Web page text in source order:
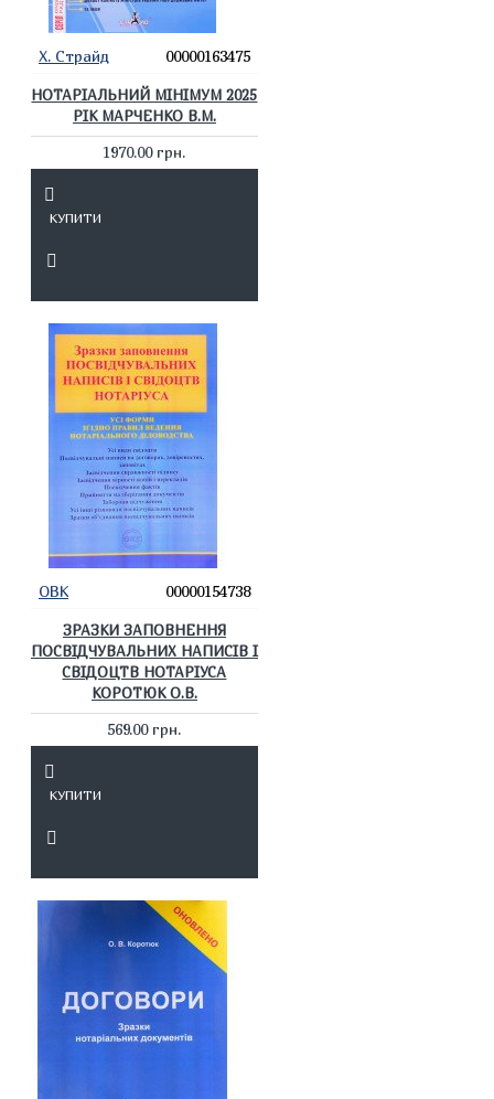
Х. Страйд 00000163475
НОТАРІАЛЬНИЙ МІНІМУМ 2025
РІК МАРЧЕНКО В.М.
1970.00 грн.
КУПИТИ
ОВК 00000154738
ЗРАЗКИ ЗАПОВНЕННЯ
ПОСВІДЧУВАЛЬНИХ НАПИСІВ І
СВІДОЦТВ НОТАРІУСА
КОРОТЮК О.В.
569.00 грн.
КУПИТИ